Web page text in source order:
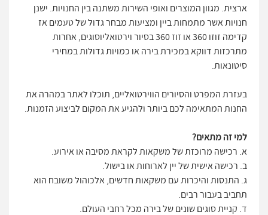
ארצית. מגוון המוצרים ואופי השירות משתנה בין החנויות. ישנן
חנויות אשר מתמחות ביין ומציעות מבחר גדול של טעמים אז
קדימה זוזו 360 או זוז 360 בסיור וירטואליוסוגים, אחרות
מתרכזות דווקא במכירת בירה או כמויות גדולות במחירי
סיטונאות.
בעזרת המפרט והסיורים הווירטואליים, תוכלו לאתר במהרה את
החנות המתאימה לכם ביותר ולהגיע את המקום לביצוע הזמנות.
למי זה מתאים?
א. רכישה מרוכזת של משקאות לקראת מסיבה או אירוע.
ב. רכישה אישית של יין לארוחות או בישול.
ג. התנסות והיכרות עם משקאות חדשים, אלכוהול משובח הוא
תחביב בעבור רבים.
ד. קניית סוגים שונים של בירה מכל רחבי העולם.